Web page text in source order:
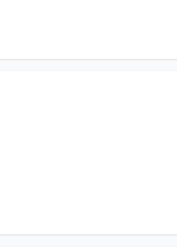
qui mise avant tout sur
du naturopathe